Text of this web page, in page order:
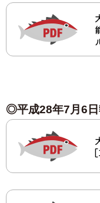
◎平成28年7月6